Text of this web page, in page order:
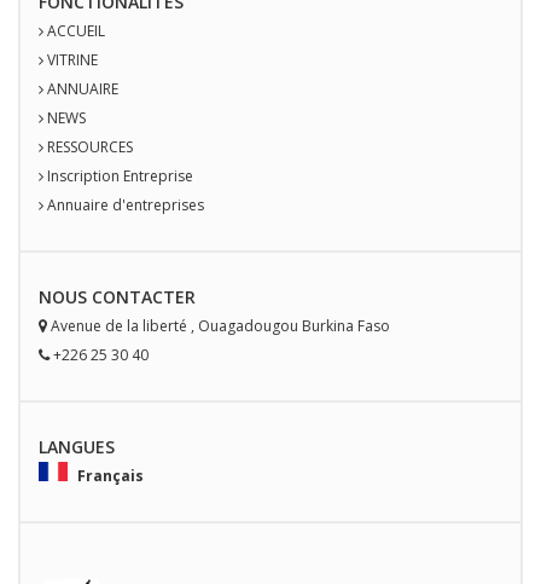
ACCUEIL
VITRINE
ANNUAIRE
NEWS
RESSOURCES
Inscription Entreprise
Annuaire d'entreprises
NOUS CONTACTER
Avenue de la liberté , Ouagadougou Burkina Faso
+226 25 30 40
LANGUES
Français